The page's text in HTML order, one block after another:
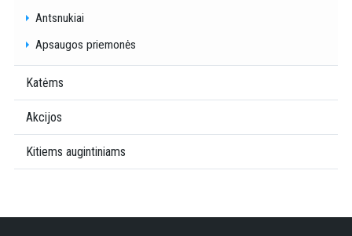
Antsnukiai
Apsaugos priemonės
Katėms
Akcijos
Kitiems augintiniams